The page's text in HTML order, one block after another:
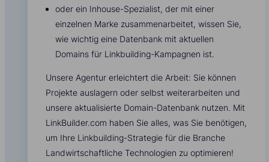
oder ein Inhouse-Spezialist, der mit einer
einzelnen Marke zusammenarbeitet, wissen Sie,
wie wichtig eine Datenbank mit aktuellen
Domains für Linkbuilding-Kampagnen ist.
Unsere Agentur erleichtert die Arbeit: Sie können
Projekte auslagern oder selbst weiterarbeiten und
unsere aktualisierte Domain-Datenbank nutzen. Mit
LinkBuilder.com haben Sie alles, was Sie benötigen,
um Ihre Linkbuilding-Strategie für die Branche
Landwirtschaftliche Technologien zu optimieren!